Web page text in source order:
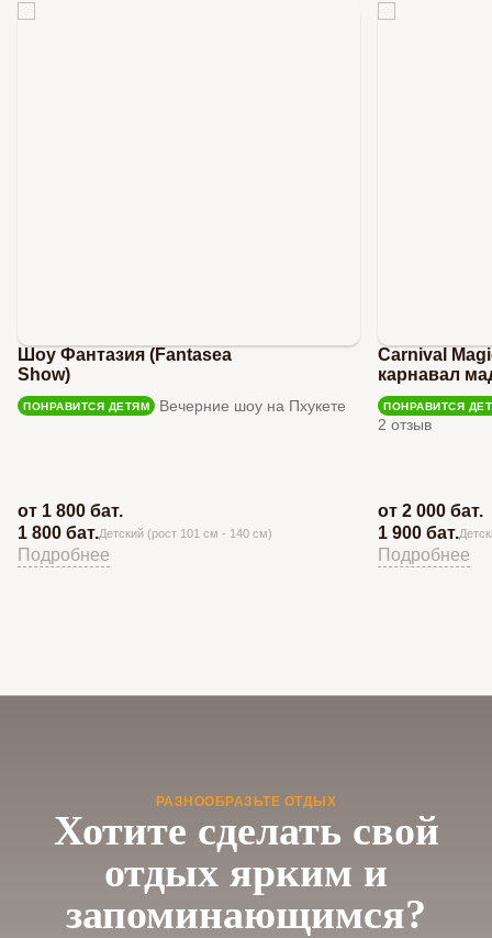
Шоу Фантазия (Fantasea
Show)
ПОНРАВИТСЯ ДЕТЯМ Вечерние шоу на Пхукете
от 1 800 бат.
1 800 бат.Детский (рост 101 см - 140 см)
Подробнее
Carnival
карнавал
ПОНРАВИТСЯ
2 отзыв
от 2 000 бат.
1 900 бат.
Подробнее
РАЗНООБРАЗЬТЕ ОТДЫХ
Хотите сделать свой
отдых ярким и
запоминающимся?